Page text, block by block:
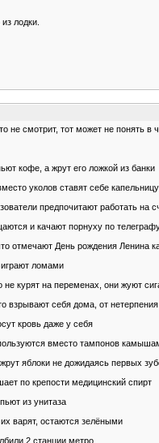
лодки.
не смотрит, тот может не понять в
кофе, а жрут его ложкой из банки
уколов ставят себе капельницу
предпочитают работать на
и качают порнуху по
отмечают День рождения Ленина
играют ломами
курят на переменах, они жуют
взрывают себя дома, от нетерпения
кровь даже у себя
вместо тампонов
яблоки не дожидаясь первых
по крепости медицинский спирт
из унитаза
варят, остаются зелёными
2 станции метро